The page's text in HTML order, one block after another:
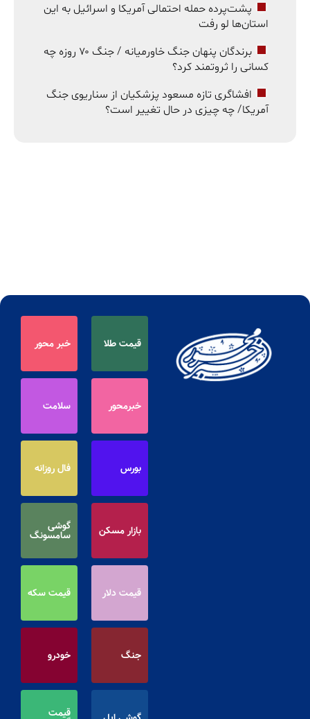
پشت‌پرده حمله احتمالی آمریکا و اسرائیل به این
استان‌ها لو رفت
برندگان پنهان جنگ خاورمیانه / جنگ ۷۰ روزه چه
کسانی را ثروتمند کرد؟
افشاگری تازه مسعود پزشکیان از سناریوی جنگ
آمریکا/ چه چیزی در حال تغییر است؟
قیمت طلا خبر محور
خبرمحور سلامت
بورس فال روزانه
بازار مسکن گوشی
سامسونگ
قیمت دلار قیمت سکه
جنگ خودرو
قیمت